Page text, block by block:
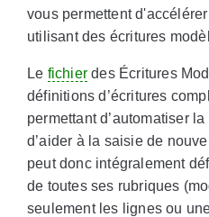
vous permettent
utilisant des écritures
Le fichier des Écritures
définitions d’écritures
permettant d’automatiser
d’aider à la saisie de
peut donc intégralement
de toutes ses rubriques
seulement les lignes ou